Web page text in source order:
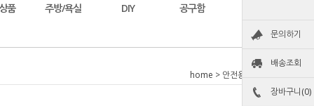
문의하기
배송조회
장바구니(0)
품 주방/욕실 DIY 공구함
home > 안전용품